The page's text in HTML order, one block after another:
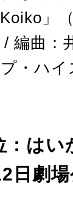
」
/ 編曲：
・ハ
：はい
日劇